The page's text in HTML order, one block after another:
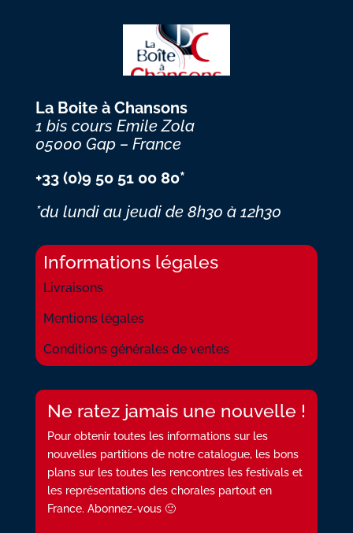
La Boite à Chansons
1 bis cours Emile Zola
05000 Gap – France
+33 (0)9 50 51 00 80*
*du lundi au jeudi de 8h30 à 12h30
Informations légales
Livraisons
Mentions légales
Conditions générales de ventes
Ne ratez jamais une nouvelle !
Pour obtenir toutes les informations sur les
nouvelles partitions de notre catalogue, les bons
plans sur les toutes les rencontres les festivals et
les représentations des chorales partout en
France. Abonnez-vous 🙂